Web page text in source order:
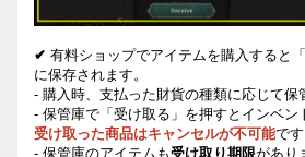
✔ 有料ショップでアイテムを購入すると「
に保存されます。
- 購入時、支払った財貨の種類に応じて保
- 保管庫で「受け取る」を押すとインベン
受け取った商品はキャンセルが不可能です
- 保管庫のアイテムも受け取り期限があり